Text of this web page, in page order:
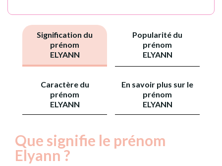
Signification du
prénom
ELYANN
Popularité du
prénom
ELYANN
Caractère du
prénom
ELYANN
En savoir plus sur le
prénom
ELYANN
Que signifie le prénom
Elyann ?